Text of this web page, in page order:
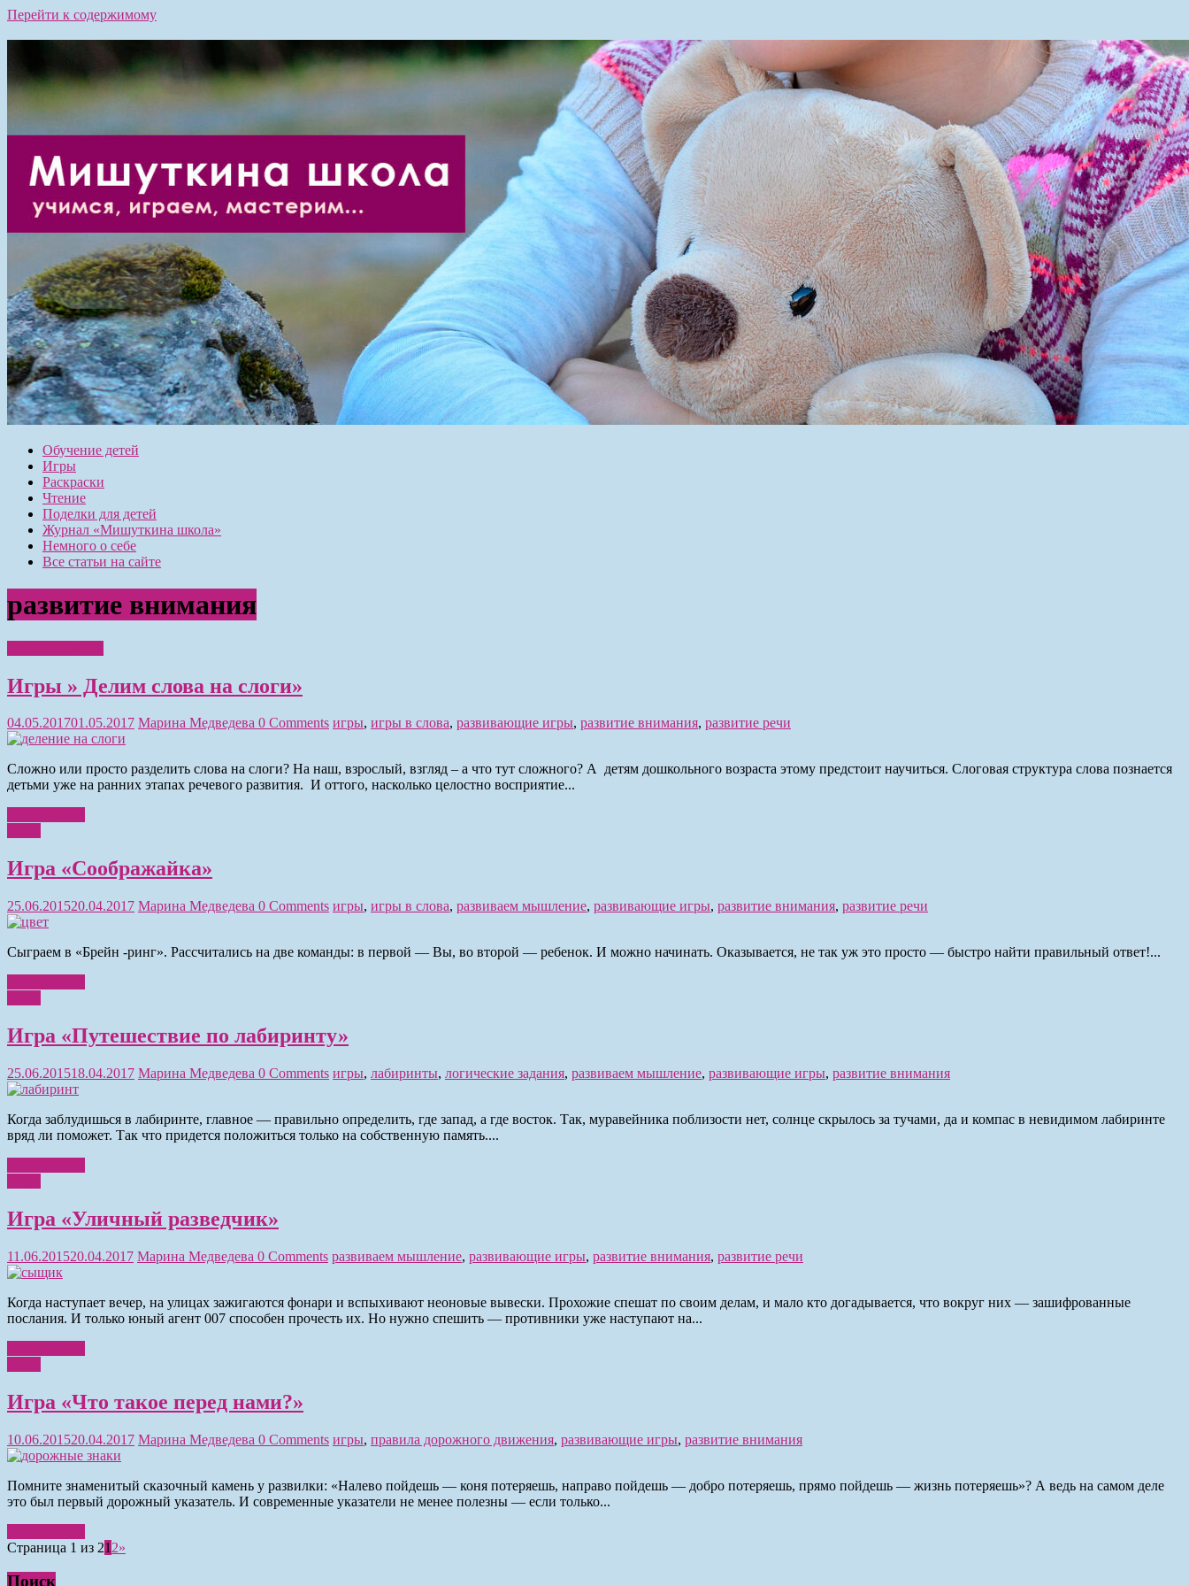
Перейти к содержимому
Обучение детей
Игры
Раскраски
Чтение
Поделки для детей
Журнал «Мишуткина школа»
Немного о себе
Все статьи на сайте
развитие внимания
Игры » Делим слова на слоги»
04.05.201701.05.2017 Марина Медведева 0 Comments игры, игры в слова, развивающие игры, развитие внимания, развитие речи
Сложно или просто разделить слова на слоги? На наш, взрослый, взгляд – а что тут сложного? А детям дошкольного возраста этому предстоит научиться. Слоговая структура слова познается
детьми уже на ранних этапах речевого развития. И оттого, насколько целостно восприятие...
Игра «Соображайка»
25.06.201520.04.2017 Марина Медведева 0 Comments игры, игры в слова, развиваем мышление, развивающие игры, развитие внимания, развитие речи
Сыграем в «Брейн -ринг». Рассчитались на две команды: в первой — Вы, во второй — ребенок. И можно начинать. Оказывается, не так уж это просто — быстро найти правильный ответ!...
Игра «Путешествие по лабиринту»
25.06.201518.04.2017 Марина Медведева 0 Comments игры, лабиринты, логические задания, развиваем мышление, развивающие игры, развитие внимания
Когда заблудишься в лабиринте, главное — правильно определить, где запад, а где восток. Так, муравейника поблизости нет, солнце скрылось за тучами, да и компас в невидимом лабиринте
вряд ли поможет. Так что придется положиться только на собственную память....
Игра «Уличный разведчик»
11.06.201520.04.2017 Марина Медведева 0 Comments развиваем мышление, развивающие игры, развитие внимания, развитие речи
Когда наступает вечер, на улицах зажигаются фонари и вспыхивают неоновые вывески. Прохожие спешат по своим делам, и мало кто догадывается, что вокруг них — зашифрованные
послания. И только юный агент 007 способен прочесть их. Но нужно спешить — противники уже наступают на...
Игра «Что такое перед нами?»
10.06.201520.04.2017 Марина Медведева 0 Comments игры, правила дорожного движения, развивающие игры, развитие внимания
Помните знаменитый сказочный камень у развилки: «Налево пойдешь — коня потеряешь, направо пойдешь — добро потеряешь, прямо пойдешь — жизнь потеряешь»? А ведь на самом деле
это был первый дорожный указатель. И современные указатели не менее полезны — если только...
Страница 1 из 21 2»
Поиск